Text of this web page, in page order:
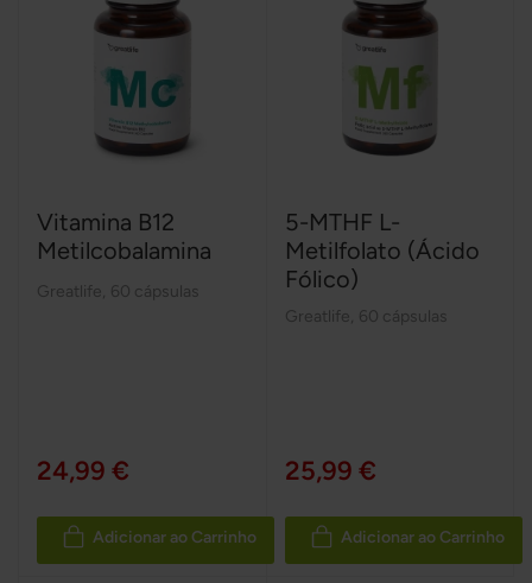
Vitamina B12
Metilcobalamina
Greatlife 60 cápsulas
24,99 €
Adicionar ao Carrinho
5-MTHF L-
Metilfolato (Ácido
Fólico)
Greatlife 60 cápsulas
25,99 €
Adicionar ao Carrinho